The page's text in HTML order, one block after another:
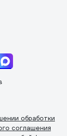
обработки
соглашения